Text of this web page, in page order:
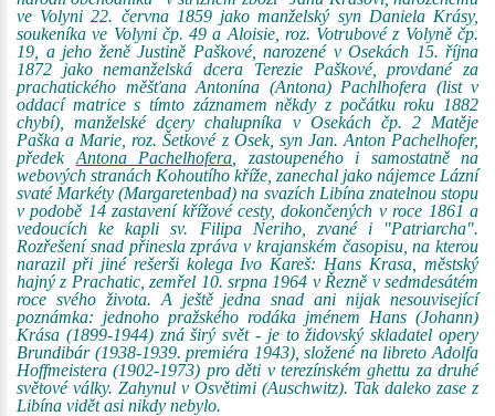
ve Volyni 22. června 1859 jako manželský syn Daniela Krásy,
soukeníka ve Volyni čp. 49 a Aloisie, roz. Votrubové z Volyně čp.
19, a jeho ženě Justině Paškové, narozené v Osekách 15. října
1872 jako nemanželská dcera Terezie Paškové, provdané za
prachatického měšťana Antonína (Antona) Pachlhofera (list v
oddací matrice s tímto záznamem někdy z počátku roku 1882
chybí), manželské dcery chalupníka v Osekách čp. 2 Matěje
Paška a Marie, roz. Šetkové z Osek, syn Jan. Anton Pachelhofer,
předek Antona Pachelhofera , zastoupeného i samostatně na
webových stranách Kohoutího kříže, zanechal jako nájemce Lázní
svaté Markéty (Margaretenbad) na svazích Libína znatelnou stopu
v podobě 14 zastavení křížové cesty, dokončených v roce 1861 a
vedoucích ke kapli sv. Filipa Neriho, zvané i "Patriarcha".
Rozřešení snad přinesla zpráva v krajanském časopisu, na kterou
narazil při jiné rešerši kolega Ivo Kareš: Hans Krasa, městský
hajný z Prachatic, zemřel 10. srpna 1964 v Řezně v sedmdesátém
roce svého života. A ještě jedna snad ani nijak nesouvisející
poznámka: jednoho pražského rodáka jménem Hans (Johann)
Krása (1899-1944) zná širý svět - je to židovský skladatel opery
Brundibár (1938-1939. premiéra 1943), složené na libreto Adolfa
Hoffmeistera (1902-1973) pro děti v terezínském ghettu za druhé
světové války. Zahynul v Osvětimi (Auschwitz). Tak daleko zase z
Libína vidět asi nikdy nebylo.